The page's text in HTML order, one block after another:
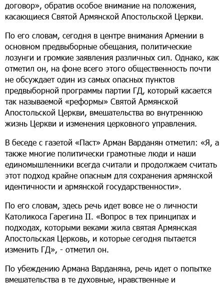
договор», обратив особое внимание на положения,
касающиеся Святой Армянской Апостольской Церкви.
По его словам, сегодня в центре внимания Армении в
основном предвыборные обещания, политические
лозунги и громкие заявления различных сил. Однако, как
отметил он, на фоне всего этого общественность почти
не обсуждает один из самых опасных пунктов
предвыборной программы партии ГД, который касается
так называемой «реформы» Святой Армянской
Апостольской Церкви, вмешательства во внутреннюю
жизнь Церкви и изменения церковного управления.
В беседе с газетой «Паст» Арман Варданян отметил: «Я, а
также многие политически грамотные люди и наши
единомышленники всегда считали и продолжаем считать
этот подход крайне опасным для сохранения армянской
идентичности и армянской государственности».
По его словам, здесь речь идет вовсе не о личности
Католикоса Гарегина II. «Вопрос в тех принципах и
подходах, которыми веками жила святая Армянская
Апостольская Церковь, и которые сегодня пытается
изменить ГД», - отметил он.
По убеждению Армана Варданяна, речь идет о попытке
вмешательства в те духовные, нравственные и